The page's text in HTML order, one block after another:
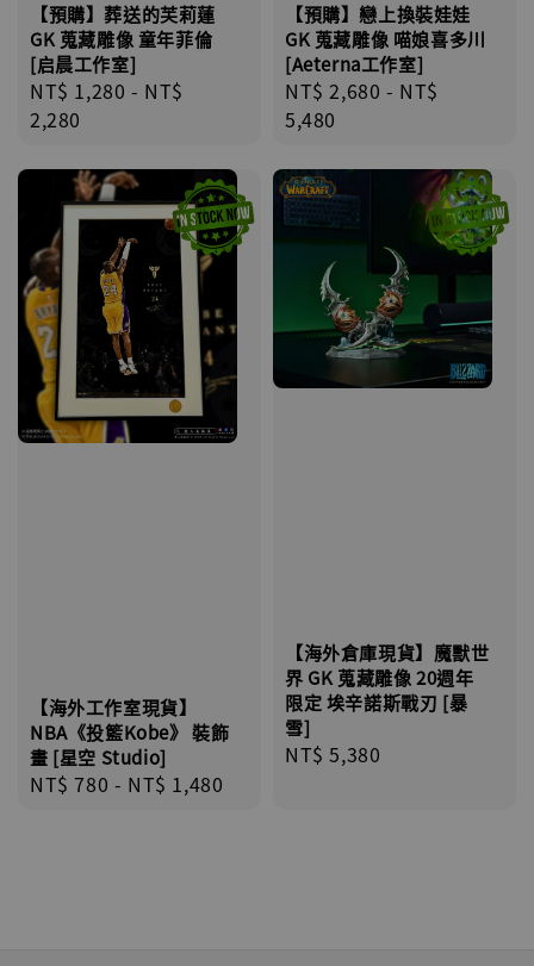
【預購】葬送的芙莉蓮
GK 蒐藏雕像 童年菲倫
[启晨工作室]
Regular
price
NT$ 1,280 - NT$
2,280
【預購】戀上換裝娃娃
GK 蒐藏雕像 喵娘喜多川
[Aeterna工作室]
Regular
price
NT$ 2,680 - NT$
5,480
【海外工作室現貨】
NBA《投籃Kobe》 裝飾
畫 [星空 Studio]
Regular
NT$ 780 - NT$ 1,480
【海外倉庫現貨】魔獸世
界 GK 蒐藏雕像 20週年
限定 埃辛諾斯戰刃 [暴
雪]
Regular
NT$ 5,380